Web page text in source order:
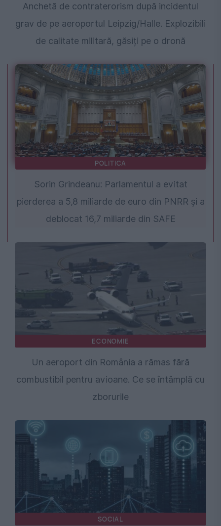
Anchetă de contraterorism după incidentul
grav de pe aeroportul Leipzig/Halle. Explozibili
de calitate militară, găsiți pe o dronă
POLITICA
Sorin Grindeanu: Parlamentul a evitat
pierderea a 5,8 miliarde de euro din PNRR și a
deblocat 16,7 miliarde din SAFE
ECONOMIE
Un aeroport din România a rămas fără
combustibil pentru avioane. Ce se întâmplă cu
zborurile
SOCIAL